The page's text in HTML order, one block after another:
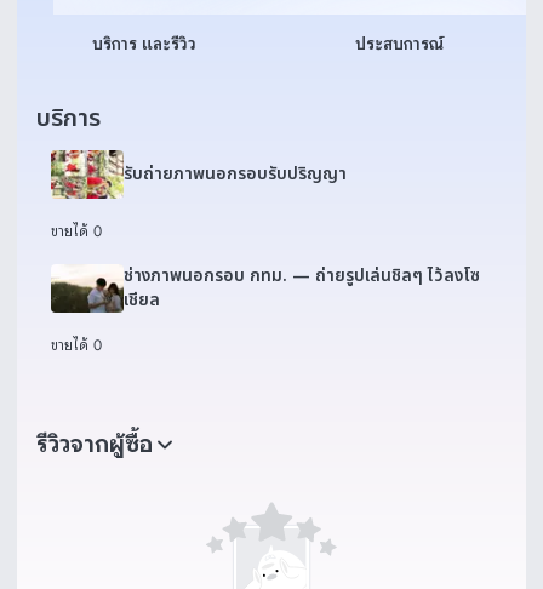
บริการ และรีวิว ประสบการณ์
บริการ
รับถ่ายภาพนอกรอบรับปริญญา
ขายได้ 0
ช่างภาพนอกรอบ กทม. — ถ่ายรูปเล่นชิลๆ ไว้ลงโซ
เชียล
ขายได้ 0
รีวิวจากผู้ซื้อ